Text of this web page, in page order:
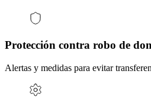
Protección contra robo de
Alertas y medidas para evitar